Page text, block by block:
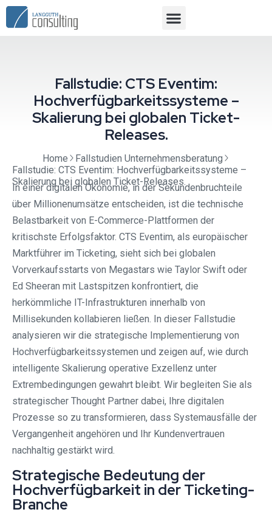
Fallstudie: CTS Eventim:
Hochverfügbarkeitssysteme –
Skalierung bei globalen Ticket-
Releases.
Home
Fallstudien Unternehmensberatung
Fallstudie: CTS Eventim: Hochverfügbarkeitssysteme –
Skalierung bei globalen Ticket-Releases.
In einer digitalen Ökonomie, in der Sekundenbruchteile
über Millionenumsätze entscheiden, ist die technische
Belastbarkeit von E-Commerce-Plattformen der
kritischste Erfolgsfaktor. CTS Eventim, als europäischer
Marktführer im Ticketing, sieht sich bei globalen
Vorverkaufsstarts von Megastars wie Taylor Swift oder
Ed Sheeran mit Lastspitzen konfrontiert, die
herkömmliche IT-Infrastrukturen innerhalb von
Millisekunden kollabieren ließen. In dieser Fallstudie
analysieren wir die strategische Implementierung von
Hochverfügbarkeitssystemen und zeigen auf, wie durch
intelligente Skalierung operative Exzellenz unter
Extrembedingungen gewahrt bleibt. Wir begleiten Sie als
strategischer Thought Partner dabei, Ihre digitalen
Prozesse so zu transformieren, dass Systemausfälle der
Vergangenheit angehören und Ihr Kundenvertrauen
nachhaltig gestärkt wird.
Strategische Bedeutung der
Hochverfügbarkeit in der Ticketing-
Branche